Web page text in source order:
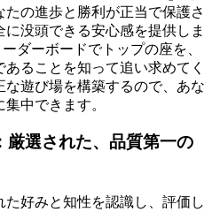
の進歩と勝利が正当で保護さ
没頭できる安心感を提供しま
ダーボードでトップの座を、
ることを知って追い求めてく
遊び場を構築するので、あな
中できます。
厳選された、品質第一の
好みと知性を認識し、評価し